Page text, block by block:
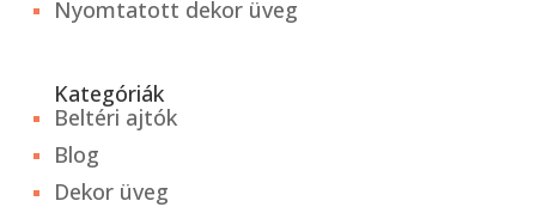
Nyomtatott dekor üveg
Kategóriák
Beltéri ajtók
Blog
Dekor üveg